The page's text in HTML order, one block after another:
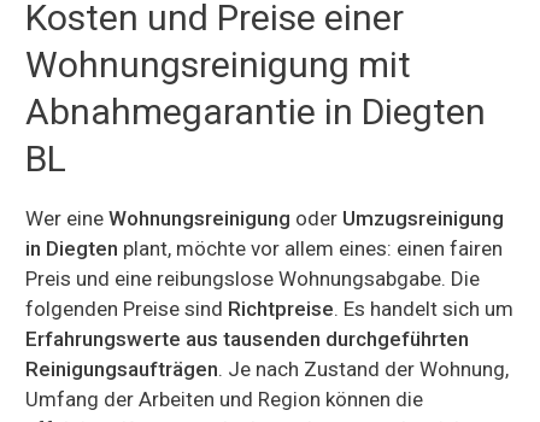
Kosten und Preise einer
Wohnungsreinigung mit
Abnahmegarantie in Diegten
BL
Wer eine Wohnungsreinigung oder Umzugsreinigung
in Diegten plant, möchte vor allem eines: einen fairen
Preis und eine reibungslose Wohnungsabgabe. Die
folgenden Preise sind Richtpreise. Es handelt sich um
Erfahrungswerte aus tausenden durchgeführten
Reinigungsaufträgen. Je nach Zustand der Wohnung,
Umfang der Arbeiten und Region können die